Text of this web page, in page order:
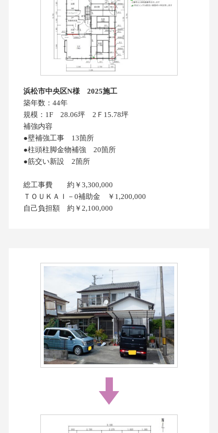
浜松市中央区N様 2025施工
築年数：44年
規模：1F 28.06坪 2Ｆ15.78坪
補強内容
●壁補強工事 13箇所
●柱頭柱脚金物補強 20箇所
●筋交い新設 2箇所
総工事費 約￥3,300,000
ＴＯＵＫＡＩ－0補助金 ￥1,200,000
自己負担額 約￥2,100,000